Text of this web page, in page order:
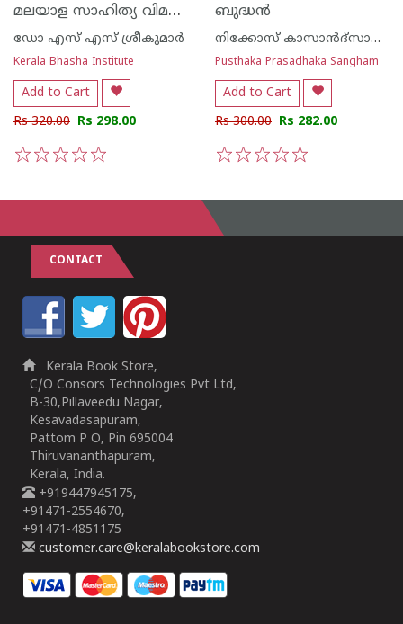
മലയാള സാഹിത്യ വിമര്‍ശനത്തിലെ മര്‍ക്സിയന്‍ സ്വാധീനം
ഡോ എസ് എസ് ശ്രീകുമാര്‍
Kerala Bhasha Institute
Add to Cart
Rs 320.00 Rs 298.00
ബുദ്ധൻ
നിക്കോസ് കാസാന്‍ദ്സാകീസ്
Pusthaka Prasadhaka Sangham
Add to Cart
Rs 300.00 Rs 282.00
CONTACT
Kerala Book Store,
C/O Consors Technologies Pvt Ltd,
B-30,Pillaveedu Nagar,
Kesavadasapuram,
Pattom P O, Pin 695004
Thiruvananthapuram,
Kerala, India.
+919447945175,
+91471-2554670,
+91471-4851175
customer.care@keralabookstore.com